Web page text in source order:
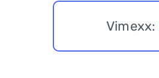
Vimexx: